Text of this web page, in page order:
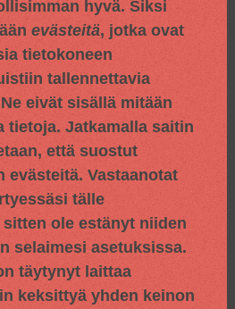
hyvä. Siksi
evästeitä, jotka ovat
tietokoneen
tallennettavia
eivät sisällä mitään
tietoja. Jatkamalla saitin
että suostut
evästeitä. Vastaanotat
tälle
ole estänyt niiden
selaimesi asetuksissa.
täytynyt laittaa
keksittyä yhden keinon